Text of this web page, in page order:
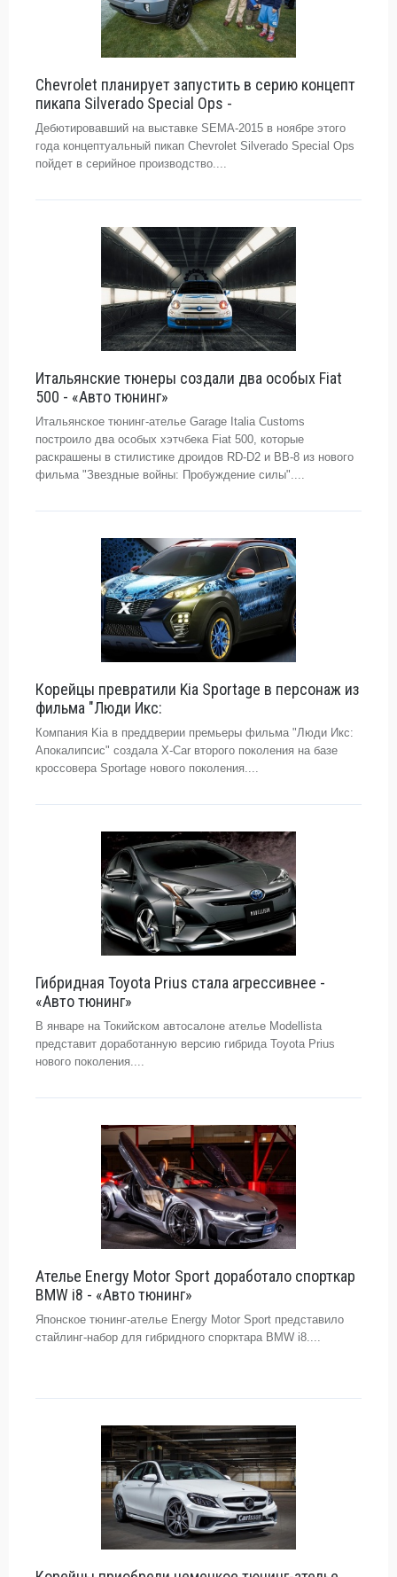
Chevrolet планирует запустить в серию концепт
пикапа Silverado Special Ops -
Дебютировавший на выставке SEMA-2015 в ноябре этого
года концептуальный пикап Chevrolet Silverado Special Ops
пойдет в серийное производство....
Итальянские тюнеры создали два особых Fiat
500 - «Авто тюнинг»
Итальянское тюнинг-ателье Garage Italia Customs
построило два особых хэтчбека Fiat 500, которые
раскрашены в стилистике дроидов RD-D2 и BB-8 из нового
фильма "Звездные войны: Пробуждение силы"....
Корейцы превратили Kia Sportage в персонаж из
фильма "Люди Икс:
Компания Kia в преддверии премьеры фильма "Люди Икс:
Апокалипсис" создала X-Car второго поколения на базе
кроссовера Sportage нового поколения....
Гибридная Toyota Prius стала агрессивнее -
«Авто тюнинг»
В январе на Токийском автосалоне ателье Modellista
представит доработанную версию гибрида Toyota Prius
нового поколения....
Ателье Energy Motor Sport доработало спорткар
BMW i8 - «Авто тюнинг»
Японское тюнинг-ателье Energy Motor Sport представило
стайлинг-набор для гибридного спорктара BMW i8....